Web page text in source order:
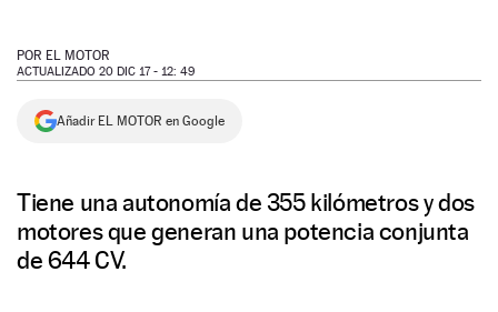
SERVICIOS
NEWSLETTER
POR EL MOTOR
ACTUALIZADO 20 DIC 17 - 12: 49
Añadir EL MOTOR en Google
Tiene una autonomía de 355 kilómetros y dos
motores que generan una potencia conjunta
de 644 CV.